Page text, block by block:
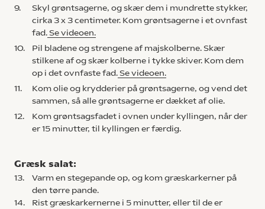
9.
Skyl grøntsagerne, og skær dem i mundrette stykker,
cirka 3 x 3 centimeter. Kom grøntsagerne i et ovnfast
fad. Se videoen.
10.
Pil bladene og strengene af majskolberne. Skær
stilkene af og skær kolberne i tykke skiver. Kom dem
op i det ovnfaste fad. Se videoen.
11.
Kom olie og krydderier på grøntsagerne, og vend det
sammen, så alle grøntsagerne er dækket af olie.
12.
Kom grøntsagsfadet i ovnen under kyllingen, når der
er 15 minutter, til kyllingen er færdig.
Græsk salat:
13.
Varm en stegepande op, og kom græskarkerner på
den tørre pande.
14.
Rist græskarkernerne i 5 minutter, eller til de er